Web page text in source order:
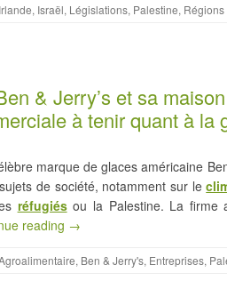
Irlande, Israël, Législations, Palestine,
& Jerry’s et sa
à tenir quant à la
marque de glaces américaine
de société, notamment sur le
réfugiésou la Palestine. La firme
reading →
, Ben & Jerry's, Entreprises,